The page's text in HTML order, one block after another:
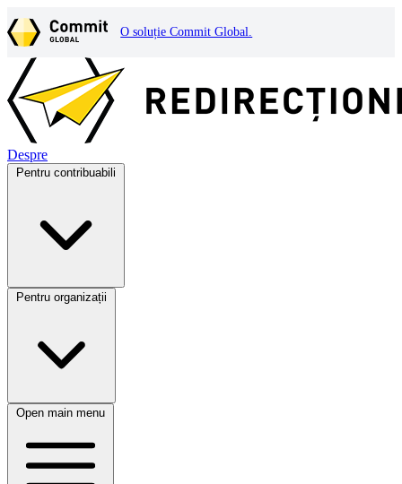
O soluție Commit Global.
Despre
Pentru contribuabili
Pentru organizații
Open main menu